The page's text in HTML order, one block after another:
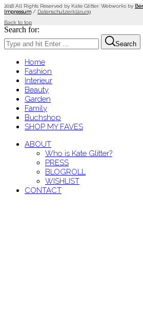
2018 All Rights Reserved by Kate Glitter. Webworks by
Impressum/ Datenschutzerklärung
Back to top
Search for:
Search
Home
Fashion
Interieur
Beauty
Garden
Family
Buchshop
SHOP MY FAVES
ABOUT
Who is Kate Glitter?
PRESS
BLOGROLL
WISHLIST
CONTACT